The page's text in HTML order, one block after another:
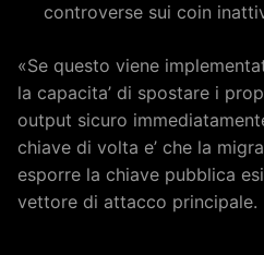
controverse sui coin
«Se questo viene
la capacita’ di spostare i
output sicuro
chiave di volta e’ che la
esporre la chiave pubblica
vettore di attacco principale.